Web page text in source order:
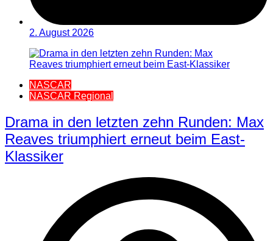
2. August 2026
NASCAR
NASCAR Regional
Drama in den letzten zehn Runden: Max
Reaves triumphiert erneut beim East-
Klassiker